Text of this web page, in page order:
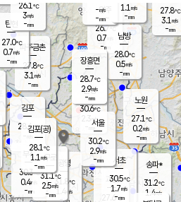
양주
26.7℃
0.7
-mm
과천
27.6℃
파주금촌
27.8℃
3.1 m/s
-mm
27.8℃
3.1 m/s
-mm
탄현
27.0℃
0.7m/s
-mm
김포
28.4℃
-m/s
mm
광명
31.8 ℃
1.4 m/s
-mm
부천
30.3℃
0.4m/s
-mm
구로
31.1℃
2.5m/s
-mm
은평
30.6℃
2.3 m/s
- mm
노원
27.1℃
0.2m/s
-mm
송파*
31.2℃
1.4m/s
서초
30.5℃
1.7m/s
-mm
남방
28.0℃
0.5m/s
-mm
장흥면
28.7℃
2.9m/s
-mm
-m/s
-mm
김포(공)
28.1℃
1.1 m/s
-mm
서울
30.2℃
2.9m/s
-mm
26.1℃
3m/s
-mm
1.1 m/s
-mm